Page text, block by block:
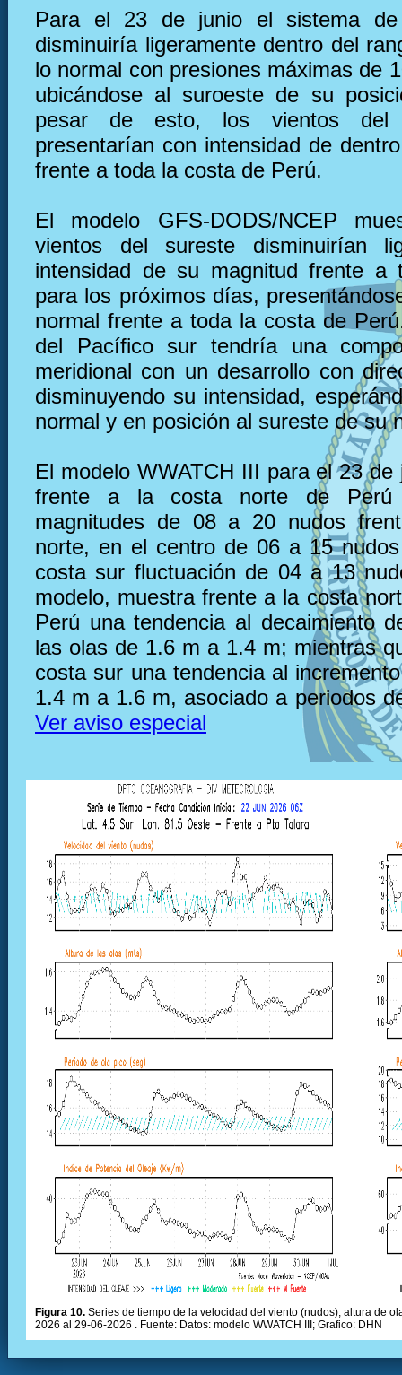
Para el 23 de junio el sistema de
disminuiría ligeramente dentro del
lo normal con presiones máximas de
ubicándose al suroeste de su
pesar de esto, los vientos del
presentarían con intensidad de
frente a toda la costa de Perú.
El modelo GFS-DODS/NCEP
vientos del sureste disminuirían
intensidad de su magnitud frente a
para los próximos días,
normal frente a toda la costa de
del Pacífico sur tendría una
meridional con un desarrollo con
disminuyendo su intensidad,
normal y en posición al sureste de su
El modelo WWATCH III para el 23 de
frente a la costa norte de Perú
magnitudes de 08 a 20 nudos
norte, en el centro de 06 a 15
costa sur fluctuación de 04 a 13
modelo, muestra frente a la costa
Perú una tendencia al decaimiento
las olas de 1.6 m a 1.4 m; mientras
costa sur una tendencia al
1.4 m a 1.6 m, asociado a periodos
Ver aviso especial
Figura 10. Series de tiempo de la velocidad del viento (nudos), altura de
2026 al 29-06-2026 . Fuente: Datos: modelo WWATCH III; Grafico: DHN